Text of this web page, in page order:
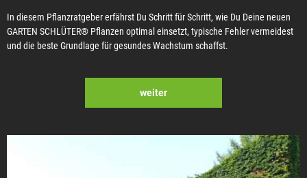
In diesem Pflanzratgeber erfährst Du Schritt für Schritt, wie Du Deine neuen
GARTEN SCHLÜTER® Pflanzen optimal einsetzt, typische Fehler vermeidest
und die beste Grundlage für gesundes Wachstum schaffst.
weiter